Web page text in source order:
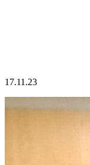
17.11.23